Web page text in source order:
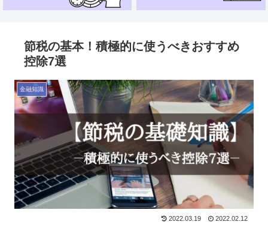
節税の基本！積極的に使うべきおすすめ
控除7選
金融知識
2022.03.19 2022.02.12